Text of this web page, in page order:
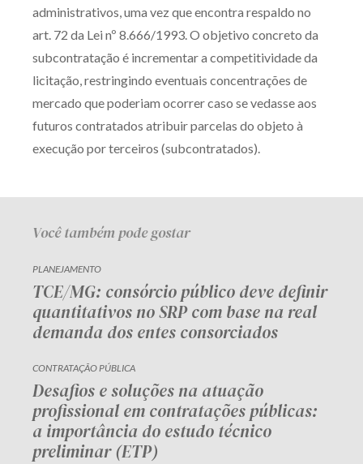
Batel
Curitiba/PR CEP80240-000
Telefone (41) 2109-8666
Whatsapp (41) 98881-6616
administrativos, uma vez que encontra respaldo no
art. 72 da Lei nº 8.666/1993. O objetivo concreto da
subcontratação é incrementar a competitividade da
licitação, restringindo eventuais concentrações de
mercado que poderiam ocorrer caso se vedasse aos
futuros contratados atribuir parcelas do objeto à
execução por terceiros (subcontratados).
Você também pode gostar
PLANEJAMENTO
TCE/MG: consórcio público deve definir
quantitativos no SRP com base na real
demanda dos entes consorciados
CONTRATAÇÃO PÚBLICA
Desafios e soluções na atuação
profissional em contratações públicas:
a importância do estudo técnico
preliminar (ETP)